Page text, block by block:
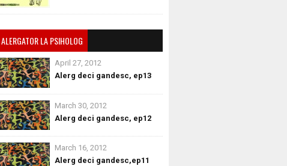
ALERGATOR LA PSIHOLOG
April 27, 2012
Alerg deci gandesc, ep13
March 30, 2012
Alerg deci gandesc, ep12
March 16, 2012
Alerg deci gandesc,ep11